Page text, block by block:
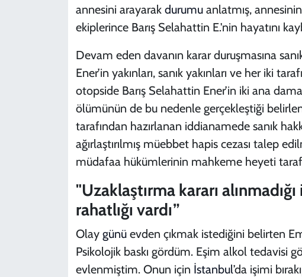
annesini arayarak durumuanlatmış,
ekiplerince Barış Selahattin E.'nin hayatını
Devam eden davanın karar duruşmasına
Ener’in yakınları, sanık yakınları ve her iki
otopside Barış Selahattin Ener’in iki ana
ölümünün de bu nedenle gerçekleştiği
tarafından hazırlanan iddianamede sanık
ağırlaştırılmış müebbet hapis cezası talep
müdafaa hükümlerinin mahkeme heyeti
"Uzaklaştırma kararı
rahatlığı vardı”
Olay günüevden çıkmak istediğini belirten
Psikolojik baskı gördüm. Eşim alkol tedavisi
evlenmiştim. Onun için İstanbul’da işimi